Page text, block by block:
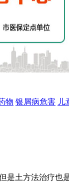
物 银屑病危害 儿
土方法治疗